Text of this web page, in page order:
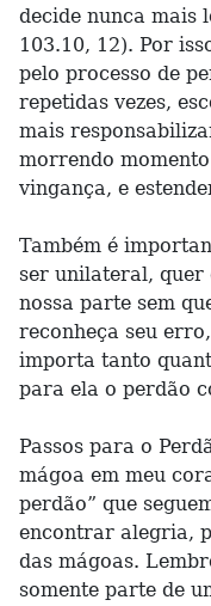
decide nunca mais
103.10, 12). Por
pelo processo de
repetidas vezes,
mais
morrendo
vingança, e
Também é
ser unilateral, quer
nossa parte sem
reconheça seu
importa tanto
para ela o perdão
Passos para o
mágoa em meu
perdão” que
encontrar alegria,
das mágoas.
somente parte de